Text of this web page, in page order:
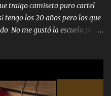
traigo camiseta puro cartel
tengo los 20 años pero los que
No me gustó la escuela pero
Brazo Armad0 Con mi Glock
allá por TJ para un licenciado